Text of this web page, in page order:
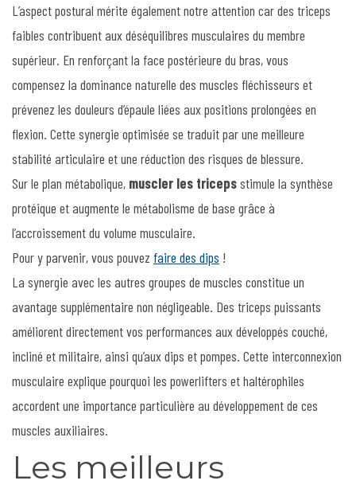
L’aspect postural mérite également notre attention car des triceps
faibles contribuent aux déséquilibres musculaires du membre
supérieur. En renforçant la face postérieure du bras, vous
compensez la dominance naturelle des muscles fléchisseurs et
prévenez les douleurs d’épaule liées aux positions prolongées en
flexion. Cette synergie optimisée se traduit par une meilleure
stabilité articulaire et une réduction des risques de blessure.
Sur le plan métabolique, muscler les tricepsstimule la synthèse
protéique et augmente le métabolisme de base grâce à
l’accroissement du volume musculaire.
Pour y parvenir, vous pouvez faire des dips !
La synergie avec les autres groupes de muscles constitue un
avantage supplémentaire non négligeable. Des triceps puissants
améliorent directement vos performances aux développés couché,
incliné et militaire, ainsi qu’aux dips et pompes. Cette interconnexion
musculaire explique pourquoi les powerlifters et haltérophiles
accordent une importance particulière au développement de ces
muscles auxiliaires.
Les meilleurs